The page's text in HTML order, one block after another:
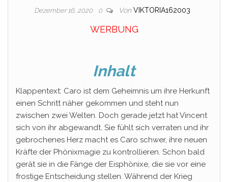
Dezember 16, 2020 0 Von VIKTORIA162003
WERBUNG
Inhalt
Klappentext: Caro ist dem Geheimnis um ihre Herkunft
einen Schritt näher gekommen und steht nun
zwischen zwei Welten. Doch gerade jetzt hat Vincent
sich von ihr abgewandt. Sie fühlt sich verraten und ihr
gebrochenes Herz macht es Caro schwer, ihre neuen
Kräfte der Phönixmagie zu kontrollieren. Schon bald
gerät sie in die Fänge der Eisphönixe, die sie vor eine
frostige Entscheidung stellen. Während der Krieg